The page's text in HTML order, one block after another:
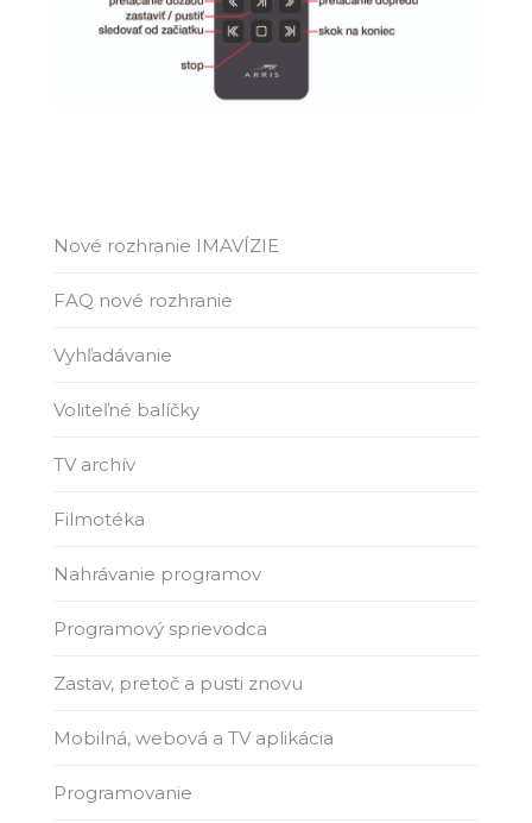
Nové rozhranie IMAVÍZIE
FAQ nové rozhranie
Vyhľadávanie
Voliteľné balíčky
TV archív
Filmotéka
Nahrávanie programov
Programový sprievodca
Zastav, pretoč a pusti znovu
Mobilná, webová a TV aplikácia
Programovanie